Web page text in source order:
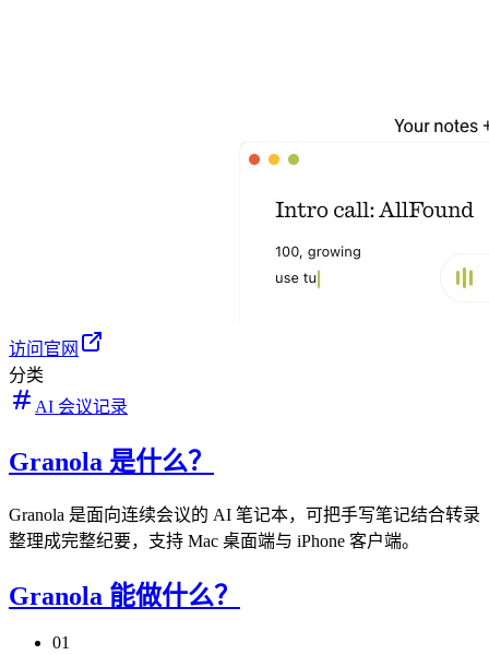
访问官网
分类
AI 会议记录
Granola 是什么？
Granola 是面向连续会议的 AI 笔记本，可把手写笔记结合转录
整理成完整纪要，支持 Mac 桌面端与 iPhone 客户端。
Granola 能做什么？
01